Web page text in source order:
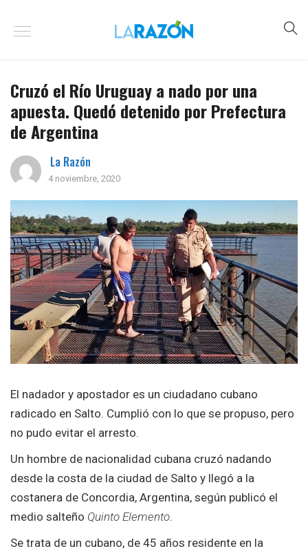
Cruzó el Río Uruguay a nado por una
apuesta. Quedó detenido por Prefectura
de Argentina
La Razón
4 noviembre, 2020
El nadador y apostador es un ciudadano cubano
radicado en Salto. Cumplió con lo que se propuso, pero
no pudo evitar el arresto.
Un hombre de nacionalidad cubana cruzó nadando
desde la costa de la ciudad de Salto y llegó a la
costanera de Concordia, Argentina, según publicó el
medio salteño Quinto Elemento.
Se trata de un cubano, de 45 años residente en la